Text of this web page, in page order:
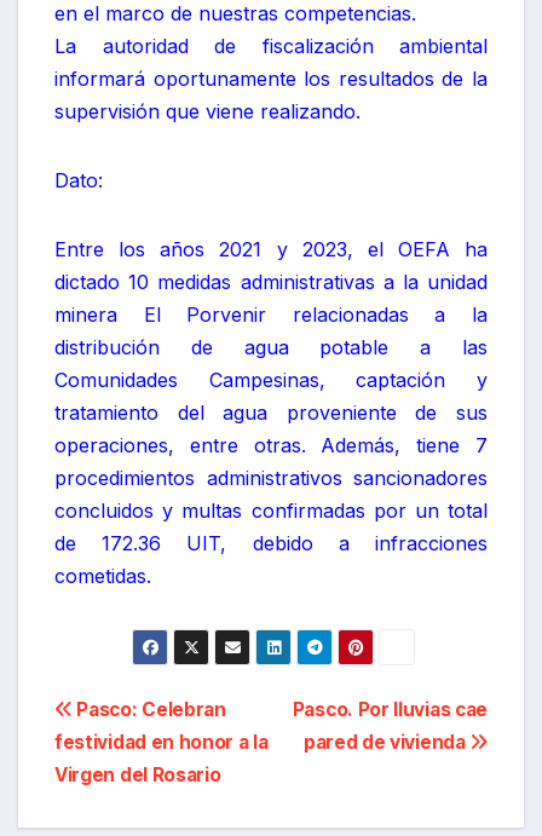
en el marco de nuestras competencias.
La autoridad de fiscalización ambiental
informará oportunamente los resultados de la
supervisión que viene realizando.
Dato:
Entre los años 2021 y 2023, el OEFA ha
dictado 10 medidas administrativas a la unidad
minera El Porvenir relacionadas a la
distribución de agua potable a las
Comunidades Campesinas, captación y
tratamiento del agua proveniente de sus
operaciones, entre otras. Además, tiene 7
procedimientos administrativos sancionadores
concluidos y multas confirmadas por un total
de 172.36 UIT, debido a infracciones
cometidas.
Navegación
de
entradas
Pasco. Por lluvias cae
pared de vivienda
Pasco: Celebran
festividad en honor a la
Virgen del Rosario